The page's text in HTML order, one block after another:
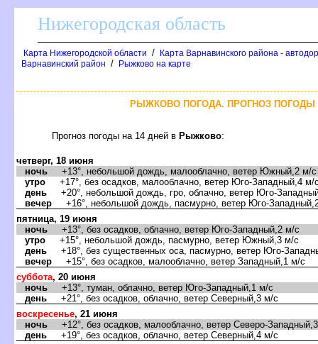
Нижегородская область
Карта Нижегородской области /
Карта Варнавинского района -
арнавинский район / Рыжково на карте
РЫЖКОВО ПОГОДА. ПРОГНОЗ
Прогноз погоды на 14 дней Рыжково:
четверг, 18 июня
ночь +13°, небольшой дождь, малооблачно, ветер Южный,2 м/с
утро +17°, без осадков, малооблачно, ветер Юго-Западный,4 м/
день +20°, небольшой дождь, гро, облачно, ветер Юго-
ечер +16°, небольшой дождь, пасмурно, ветер Юго-
пятница, 19 июня
ночь +13°, без осадков, облачно, ветер Юго-Западный,2 м/с
утро +15°, небольшой дождь, пасмурно, ветер Южный,3 м/с
день +18°, без существенных оса, пасмурно, ветер Юго-
ечер +15°, без осадков, малооблачно, ветер Западный,1 м/с
суббота, 20 июня
ночь +13°, туман, облачно, ветер Юго-Западный,1 м/с
день +21°, без осадков, облачно, ветер Северный,3 м/с
оскресенье, 21 июня
ночь +12°, без осадков, малооблачно, ветер Северо-
день +19°, без осадков, облачно, ветер Северный,4 м/с